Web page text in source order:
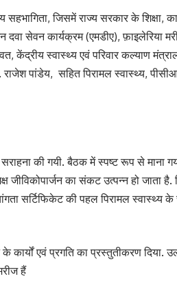
जिसमें राज्य सरकार के शिक्षा,
सेवन कार्यक्रम (एमडीए), फ़ाइलेरिया
केंद्रीय स्वास्थ्य एवं परिवार कल्याण
पांडेय, सहित पिरामल स्वास्थ्य,
सराहना की गयी. बैठक में स्पष्ट रूप से माना
जीविकोपार्जन का संकट उत्पन्न हो जाता है.
सर्टिफिकेट की पहल पिरामल स्वास्थ्य
कार्यों एवं प्रगति का प्रस्तुतीकरण दिया.
हैं